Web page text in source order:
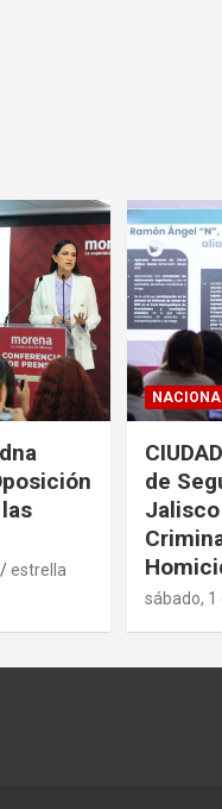
estrella
de
sábado, 1